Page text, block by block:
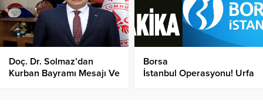
Doç. Dr. Solmaz’dan
Kurban Bayramı Mesajı Ve
Borsa
İstanbul Operasyonu! Urfa